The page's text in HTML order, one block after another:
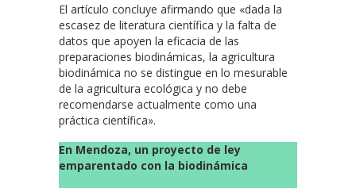
El artículo concluye afirmando que «dada la
escasez de literatura científica y la falta de
datos que apoyen la eficacia de las
preparaciones biodinámicas, la agricultura
biodinámica no se distingue en lo mesurable
de la agricultura ecológica y no debe
recomendarse actualmente como una
práctica científica».
En Mendoza, un proyecto de ley
emparentado con la biodinámica